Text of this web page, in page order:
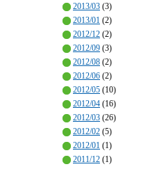
2013/03 (3)
2013/01 (2)
2012/12 (2)
2012/09 (3)
2012/08 (2)
2012/06 (2)
2012/05 (10)
2012/04 (16)
2012/03 (26)
2012/02 (5)
2012/01 (1)
2011/12 (1)